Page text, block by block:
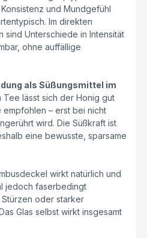
und Mundgefühl
Im direkten
sind Unterschiede in Intensität
ohne auffällige
als Süßungsmittel im
Tee lässt sich der Honig gut
– erst bei nicht
wird. Die Süßkraft ist
eine bewusste, sparsame
wirkt natürlich und
jedoch faserbedingt
oder starker
Glas selbst wirkt insgesamt